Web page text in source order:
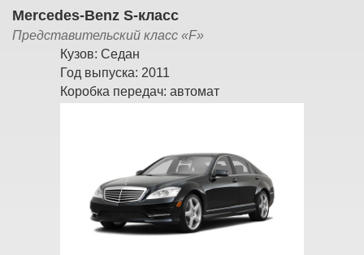
Mercedes-Benz S-класс
Представительский класс «F»
Кузов: Седан
Год выпуска: 2011
Коробка передач: автомат